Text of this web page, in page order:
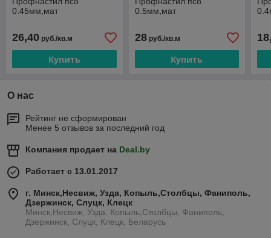
0.45мм,мат
26,40 руб./кв.м
Купить
0.5мм,мат
28руб./кв.м
Купить
О нас
Рейтинг не сформирован
Менее 5 отзывов за последний год
Компания продает на Deal.by
Работает с 13.01.2017
г. Минск,Несвиж, Узда, Копыль,Столбцы, Фаниполь,
Дзержинск, Слуцк, Клецк
Минск,Несвиж, Узда, Копыль,Столбцы, Фаниполь,
Дзержинск, Слуцк, Клецк, Беларусь